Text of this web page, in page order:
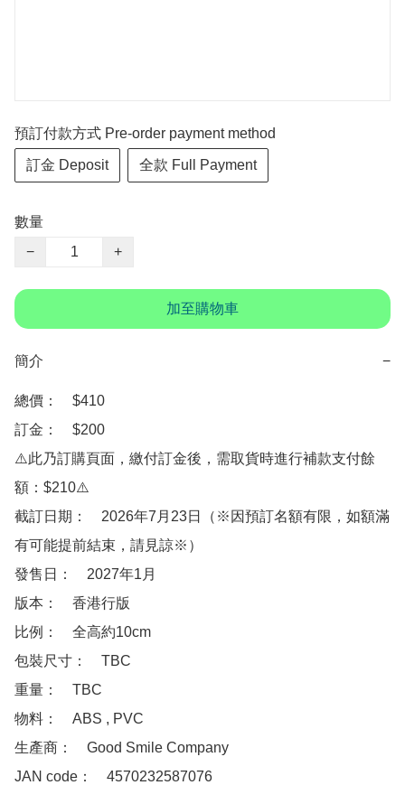
預訂付款方式 Pre-order payment method
訂金 Deposit 全款 Full Payment
數量
−
+
加至購物車
簡介 −
總價：　$410
訂金：　$200
⚠️此乃訂購頁面，繳付訂金後，需取貨時進行補款支付餘
額：$210⚠️
截訂日期：　2026年7月23日（※因預訂名額有限，如額滿
有可能提前結束，請見諒※）
發售日：　2027年1月
版本：　香港行版
比例：　全高約10cm
包裝尺寸：　TBC
重量：　TBC
物料：　ABS , PVC
生產商：　Good Smile Company
JAN code：　4570232587076